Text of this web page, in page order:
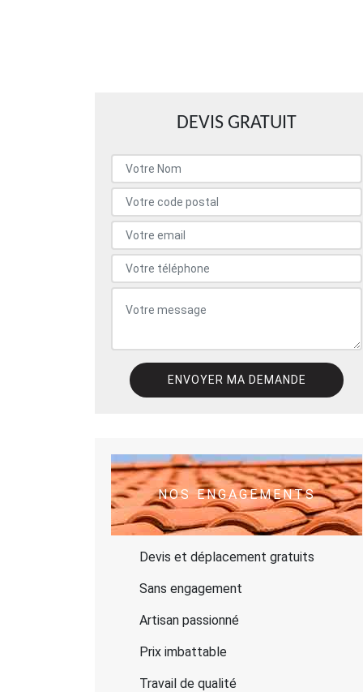
DEVIS GRATUIT
NOS ENGAGEMENTS
Devis et déplacement gratuits
Sans engagement
Artisan passionné
Prix imbattable
Travail de qualité